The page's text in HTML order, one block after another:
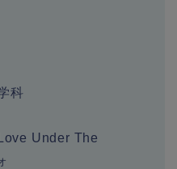
科
Under The